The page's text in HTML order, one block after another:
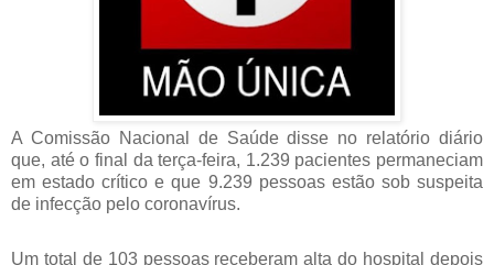
A Comissão Nacional de Saúde disse no relatório diário
que, até o final da terça-feira, 1.239 pacientes permaneciam
em estado crítico e que 9.239 pessoas estão sob suspeita
de infecção pelo coronavírus.
Um total de 103 pessoas receberam alta do hospital depois